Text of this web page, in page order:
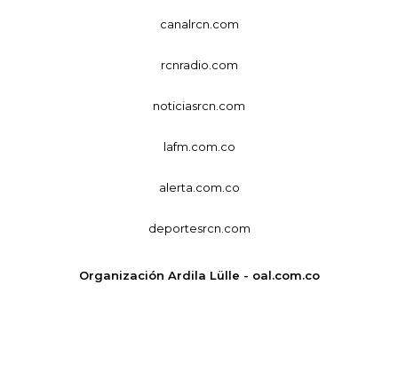
canalrcn.com
rcnradio.com
noticiasrcn.com
lafm.com.co
alerta.com.co
deportesrcn.com
Organización Ardila Lülle - oal.com.co